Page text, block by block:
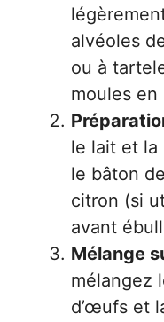
alvéoles
ou à
moules en
le lait et la
le bâton
citron (si
avant
Mélange
mélangez
d’œufs et